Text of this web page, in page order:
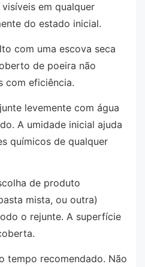
em qualquer
do estado inicial.
com uma escova seca
de poeira não
com eficiência.
levemente com água
A umidade inicial ajuda
químicos de qualquer
de produto
mista, ou outra)
o rejunte. A superfície
tempo recomendado. Não